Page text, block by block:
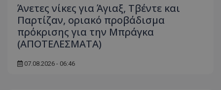
Άνετες νίκες για Άγιαξ, Τβέντε και
Παρτίζαν, οριακό προβάδισμα
πρόκρισης για την Μπράγκα
(ΑΠΟΤΕΛΕΣΜΑΤΑ)
07.08.2026 - 06:46